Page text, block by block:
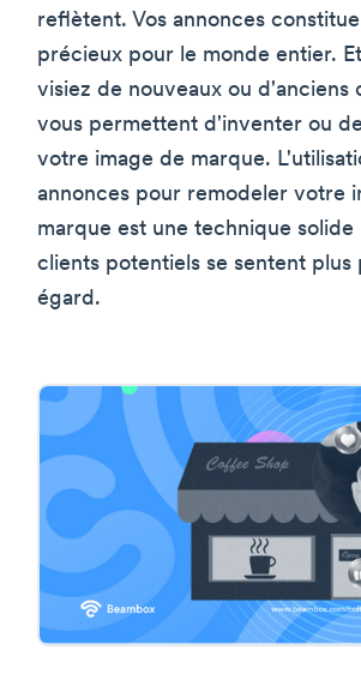
reflètent. Vos annonces
précieux pour le monde entier.
visiez de nouveaux ou d'anciens
vous permettent d'inventer ou
votre image de marque.
annonces pour remodeler votre
marque est une technique
clients potentiels se sentent plus
égard.